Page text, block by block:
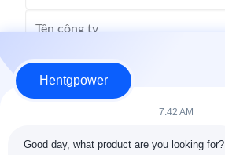
Hentgpower
7:42 AM
Good day, what product are you looking for?